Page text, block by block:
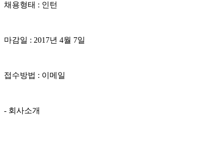
채용형태 : 인턴
마감일 : 2017년 4월 7일
접수방법 : 이메일
- 회사소개